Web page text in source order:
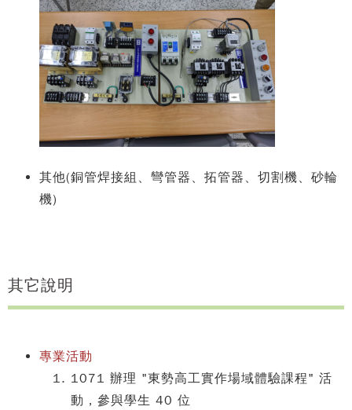
其他(銅管焊接組、彎管器、拓管器、切割機、砂輪
機)
其它說明
專業活動
1071 辦理 "東勢高工實作場域體驗課程" 活
動，參與學生 40 位